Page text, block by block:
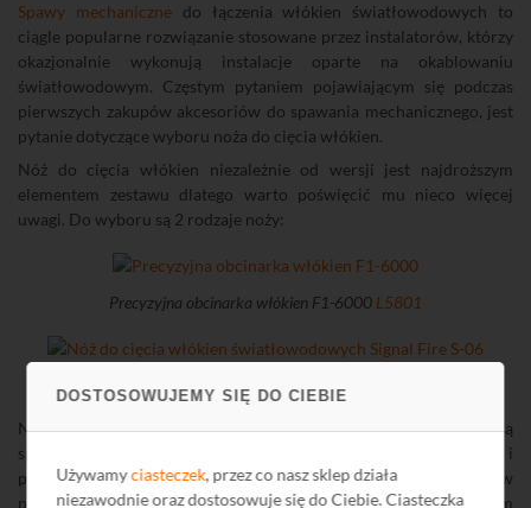
DOSTOSOWUJEMY SIĘ DO CIEBIE
Używamyciasteczek, przez co nasz sklep działa
niezawodnie oraz dostosowuje się do Ciebie. Ciasteczka
Spawy mechanicznedo łączenia włókien światłowodowych to
ciągle popularne rozwiązanie stosowane przez instalatorów, którzy
okazjonalnie wykonują instalacje oparte na okablowaniu
światłowodowym. Częstym pytaniem pojawiającym się podczas
pierwszych zakupów akcesoriów do spawania mechanicznego, jest
pytanie dotyczące wyboru noża do cięcia włókien.
Nóż do cięcia włókien niezależnie od wersji jest najdroższym
elementem zestawu dlatego warto poświęcić mu nieco więcej
uwagi. Do wyboru są 2 rodzaje noży:
Precyzyjna obcinarka włókien F1-6000 L5801
Nóż do cięcia włókien światłowodowych Signal Fire S-06
NóżL5882stosowany jest przy spawaniu włókien za pomocą
spawarki światłowodowej. Gwarantuje bardzo dobrą jakość i
powtarzalność cięcia. Pomimo tego stosowanie tego typu noża w
przypadku spawów mechanicznych nie wydaje się być dobrym